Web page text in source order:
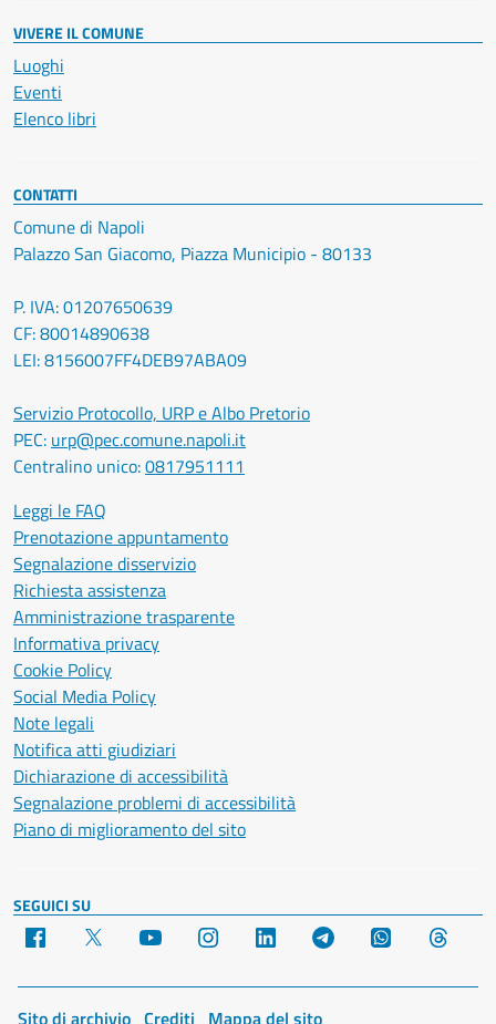
VIVERE IL COMUNE
Luoghi
Eventi
Elenco libri
CONTATTI
Comune di Napoli
Palazzo San Giacomo, Piazza Municipio - 80133
P. IVA: 01207650639
CF: 80014890638
LEI: 8156007FF4DEB97ABA09
Servizio Protocollo, URP e Albo Pretorio
PEC: urp@pec.comune.napoli.it
Centralino unico:0817951111
Leggi le FAQ
Prenotazione appuntamento
Segnalazione disservizio
Richiesta assistenza
Amministrazione trasparente
Informativa privacy
Cookie Policy
Social Media Policy
Note legali
Notifica atti giudiziari
Dichiarazione di accessibilità
Segnalazione problemi di accessibilità
Piano di miglioramento del sito
SEGUICI SU
Facebook YouTube Instagram LinkedIn Telegram WhatsApp